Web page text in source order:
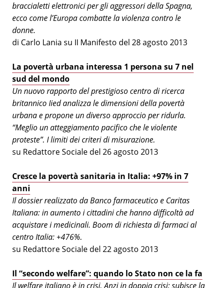
braccialetti elettronici per gli aggressori della Spagna,
ecco come l’Europa combatte la violenza contro le
donne.
di Carlo Lania su II Manifesto del 28 agosto 2013
La povertà urbana interessa 1 persona su 7 nel
sud del mondo
Un nuovo rapporto del prestigioso centro di ricerca
britannico Iied analizza le dimensioni della povertà
urbana e propone un diverso approccio per ridurla.
“Meglio un atteggiamento pacifico che le violente
proteste”. I limiti dei criteri di misurazione.
su Redattore Sociale del 26 agosto 2013
Cresce la povertà sanitaria in Italia: +97% in 7
anni
Il dossier realizzato da Banco farmaceutico e Caritas
Italiana: in aumento i cittadini che hanno difficoltà ad
acquistare i medicinali. Boom di richiesta di farmaci al
centro Italia: +476%.
su Redattore Sociale del 22 agosto 2013
Il “secondo welfare”: quando lo Stato non ce la fa
Il welfare italiano è in crisi. Anzi in doppia crisi: subisce la